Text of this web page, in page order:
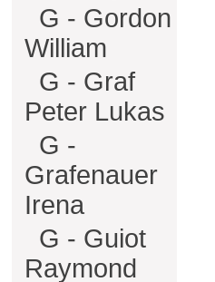
G - Gordon
William
G - Graf
Peter Lukas
G -
Grafenauer
Irena
G - Guiot
Raymond